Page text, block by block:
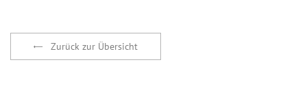
Zurück zur Übersicht